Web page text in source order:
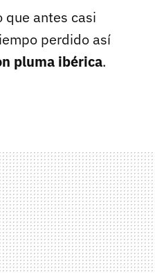
que antes casi
perdido así
pluma ibérica.